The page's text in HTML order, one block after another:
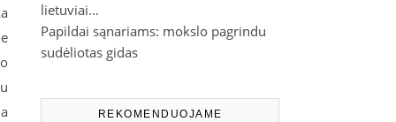
lietuviai…
Papildai sąnariams: mokslo pagrindu
sudėliotas gidas
REKOMENDUOJAME